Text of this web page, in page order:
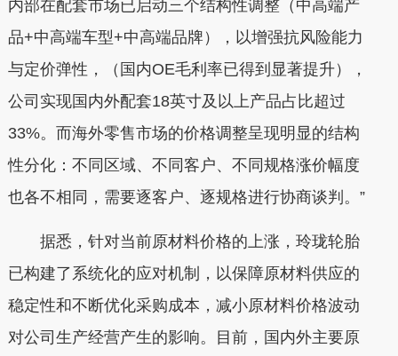
内部在配套市场已启动三个结构性调整（中高端产
品+中高端车型+中高端品牌），以增强抗风险能力
与定价弹性，（国内OE毛利率已得到显著提升），
公司实现国内外配套18英寸及以上产品占比超过
33%。而海外零售市场的价格调整呈现明显的结构
性分化：不同区域、不同客户、不同规格涨价幅度
也各不相同，需要逐客户、逐规格进行协商谈判。”
据悉，针对当前原材料价格的上涨，玲珑轮胎
已构建了系统化的应对机制，以保障原材料供应的
稳定性和不断优化采购成本，减小原材料价格波动
对公司生产经营产生的影响。目前，国内外主要原